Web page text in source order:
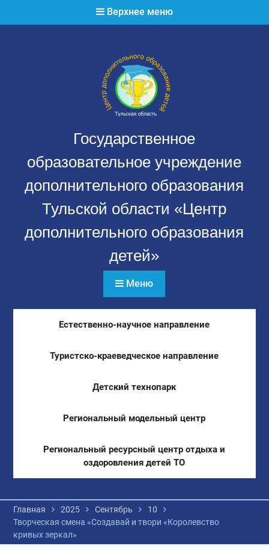
Верхнее меню
Государственное
образовательное учреждение
дополнительного образования
Тульской области «Центр
дополнительного образования
детей»
Меню
Естественно-научное направление
Туристско-краеведческое направление
Детский технопарк
Региональный модельный центр
Региональный ресурсный центр отдыха и
оздоровления детей ТО
Главная 2025 Сентябрь
10
Творческая смена «Создавай и твори «Королевство
кривых зеркал»